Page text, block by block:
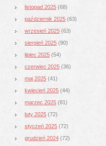
listopad 2025 (68)
październik 2025 (63)
wrzesień 2025 (63)
sierpień 2025 (90)
lipiec 2025 (54)
czerwiec 2025 (36)
maj 2025 (41)
kwiecień 2025 (44)
marzec 2025 (81)
luty 2025 (72)
styczeń 2025 (72)
grudzień 2024 (72)